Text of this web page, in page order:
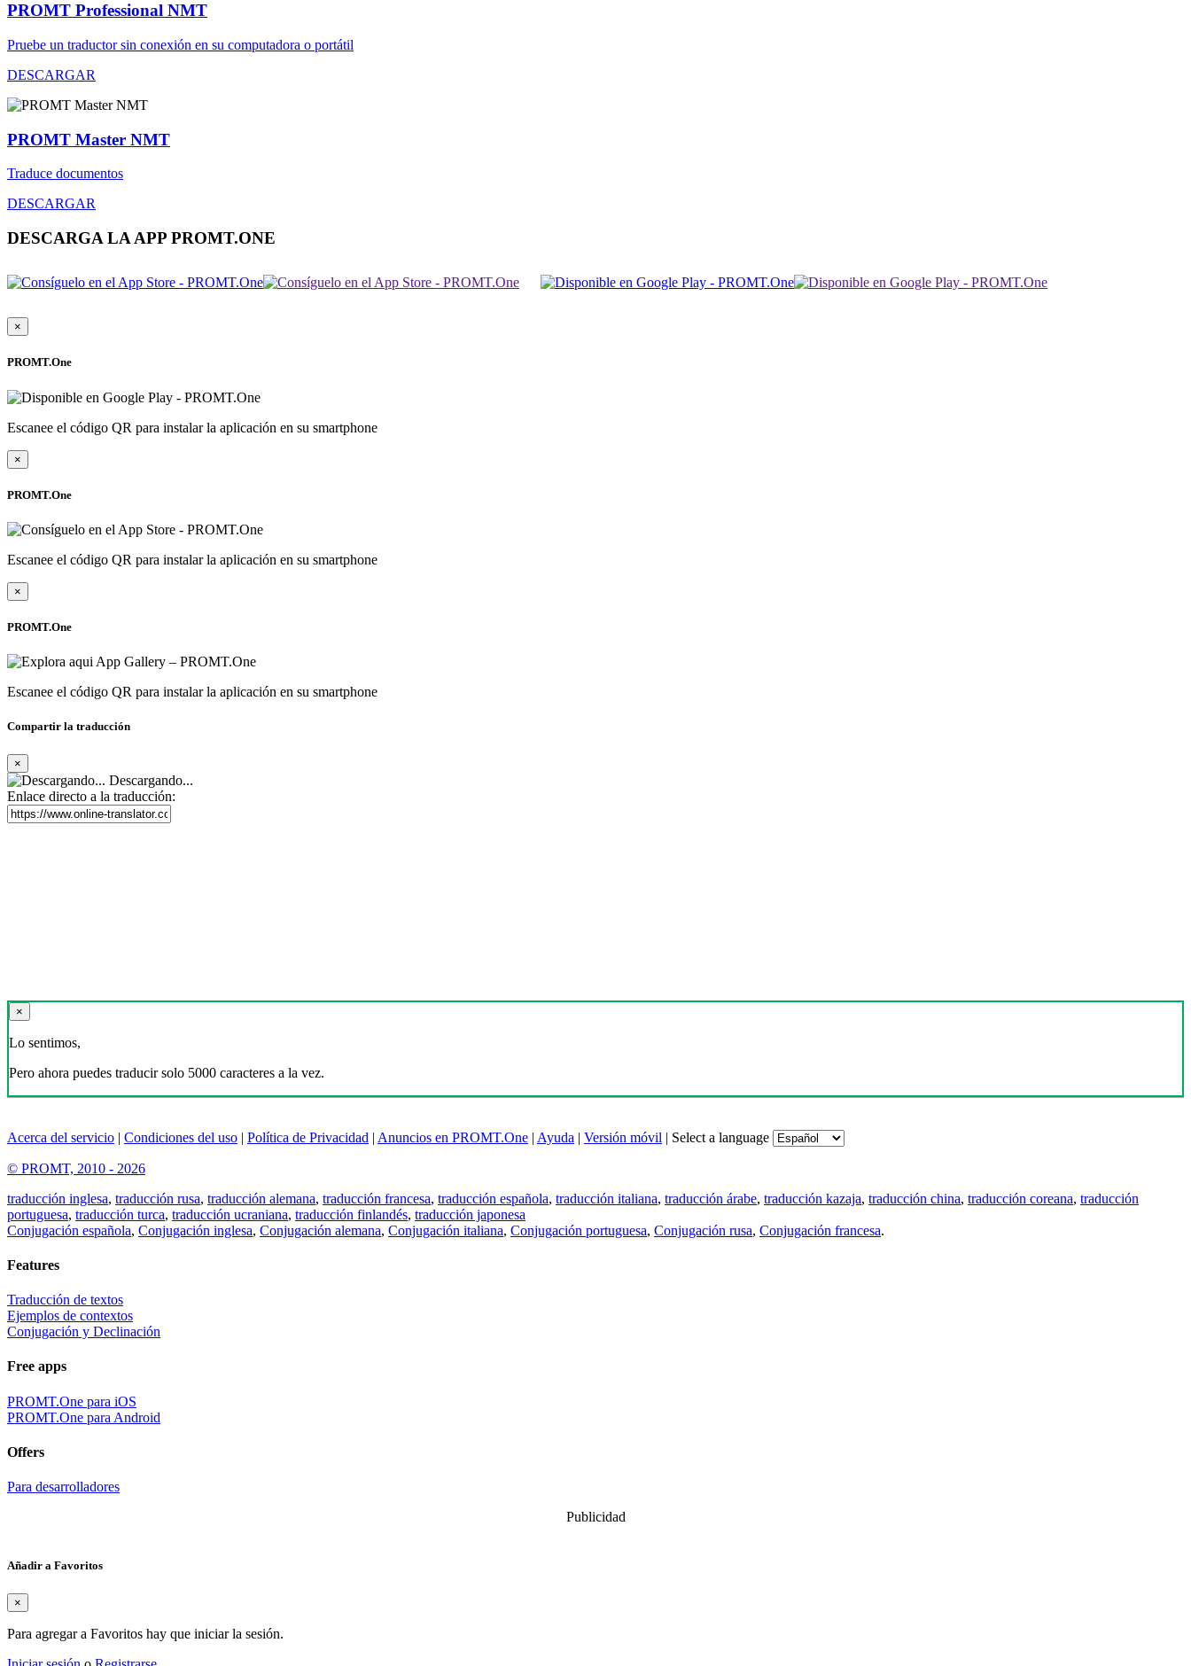
PROMT Professional NMT
Pruebe un traductor sin conexión en su computadora o portátil
DESCARGAR
PROMT Master NMT
Traduce documentos
DESCARGAR
DESCARGA LA APP PROMT.ONE
×
PROMT.One
Escanee el código QR para instalar la aplicación en su smartphone
×
PROMT.One
Escanee el código QR para instalar la aplicación en su smartphone
×
PROMT.One
Escanee el código QR para instalar la aplicación en su smartphone
Compartir la traducción
×
Descargando...
Enlace directo a la traducción:
×
Lo sentimos,
Pero ahora puedes traducir solo 5000 caracteres a la vez.
Acerca del servicio | Condiciones del uso | Política de Privacidad | Anuncios en PROMT.One | Ayuda | Versión móvil | Select a language
© PROMT, 2010 - 2026
traducción inglesa, traducción rusa, traducción alemana, traducción francesa, traducción española, traducción italiana, traducción árabe, traducción kazaja, traducción china, traducción coreana, traducción
portuguesa, traducción turca, traducción ucraniana, traducción finlandés, traducción japonesa
Conjugación española, Conjugación inglesa, Conjugación alemana, Conjugación italiana, Conjugación portuguesa, Conjugación rusa, Conjugación francesa.
Features
Traducción de textos
Ejemplos de contextos
Conjugación y Declinación
Free apps
PROMT.One para iOS
PROMT.One para Android
Offers
Para desarrolladores
Publicidad
Añadir a Favoritos
×
Para agregar a Favoritos hay que iniciar la sesión.